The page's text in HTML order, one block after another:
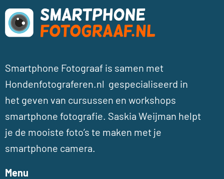
Smartphone Fotograaf is samen met
Hondenfotograferen.nl gespecialiseerd in
het geven van cursussen en workshops
smartphone fotografie. Saskia Weijman helpt
je de mooiste foto’s te maken met je
smartphone camera.
Menu